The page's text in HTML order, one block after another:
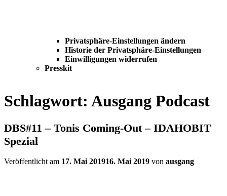
Privatsphäre-Einstellungen ändern
Historie der Privatsphäre-Einstellungen
Einwilligungen widerrufen
Presskit
Schlagwort: Ausgang Podcast
DBS#11 – Tonis Coming-Out – IDAHOBIT
Spezial
Veröffentlicht am 17. Mai 201916. Mai 2019 von ausgang